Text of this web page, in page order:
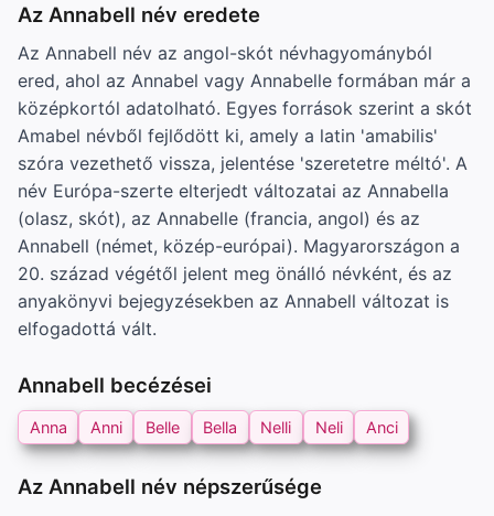
Az Annabell név eredete
Az Annabell név az angol-skót névhagyományból
ered, ahol az Annabel vagy Annabelle formában már a
középkortól adatolható. Egyes források szerint a skót
Amabel névből fejlődött ki, amely a latin 'amabilis'
szóra vezethető vissza, jelentése 'szeretetre méltó'. A
név Európa-szerte elterjedt változatai az Annabella
(olasz, skót), az Annabelle (francia, angol) és az
Annabell (német, közép-európai). Magyarországon a
20. század végétől jelent meg önálló névként, és az
anyakönyvi bejegyzésekben az Annabell változat is
elfogadottá vált.
Annabell becézései
Anna Anni Belle Bella Nelli Neli Anci
Az Annabell név népszerűsége